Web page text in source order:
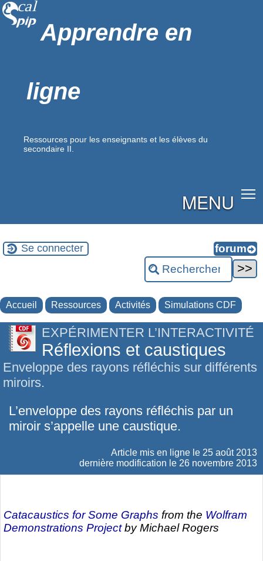
Apprendre en
ligne
Ressources pour les enseignants et les élèves du
secondaire II.
MENU
Se connecter
Accueil Ressources Activités Simulations CDF
EXPÉRIMENTER L’INTERACTIVITÉ
Réflexions et caustiques
Enveloppe des rayons réfléchis sur différents
miroirs.
L’enveloppe des rayons réfléchis par un
miroir s’appelle une caustique.
Article mis en ligne le 25 août 2013
dernière modification le 26 novembre 2013
Catacaustics for Some Graphs from the Wolfram
Demonstrations Projectby Michael Rogers